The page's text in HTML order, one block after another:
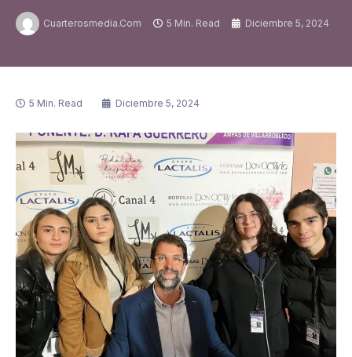
Cuarterosmedia.com 5 Min. Read Diciembre 5, 2024
5 Min. Read Diciembre 5, 2024